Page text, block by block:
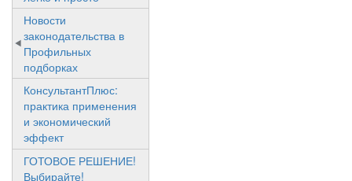
Новости
законодательства в
Профильных
подборках
КонсультантПлюс:
практика применения
и экономический
эффект
ГОТОВОЕ РЕШЕНИЕ!
Выбирайте!